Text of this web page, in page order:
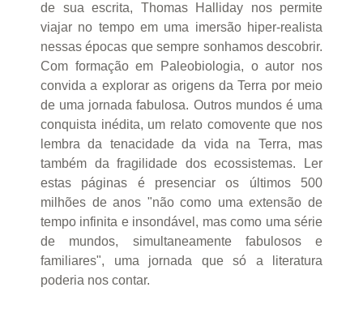
de sua escrita, Thomas Halliday nos permite
viajar no tempo em uma imersão hiper-realista
nessas épocas que sempre sonhamos descobrir.
Com formação em Paleobiologia, o autor nos
convida a explorar as origens da Terra por meio
de uma jornada fabulosa. Outros mundos é uma
conquista inédita, um relato comovente que nos
lembra da tenacidade da vida na Terra, mas
também da fragilidade dos ecossistemas. Ler
estas páginas é presenciar os últimos 500
milhões de anos "não como uma extensão de
tempo infinita e insondável, mas como uma série
de mundos, simultaneamente fabulosos e
familiares", uma jornada que só a literatura
poderia nos contar.